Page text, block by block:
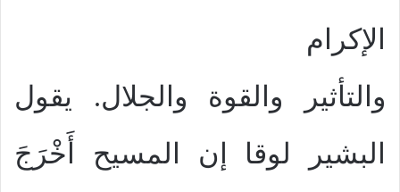
الإكرام
والتأثير والقوة والجلال. يقول
البشير لوقا إن المسيح أَخْرَجَ